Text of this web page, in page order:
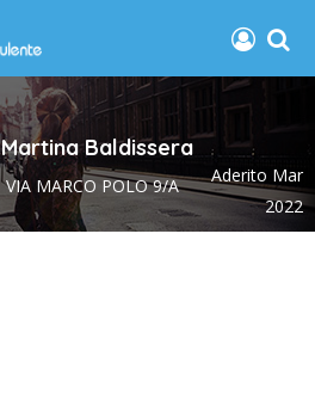
Martina Baldissera
VIA MARCO POLO 9/A
Aderito Mar
2022